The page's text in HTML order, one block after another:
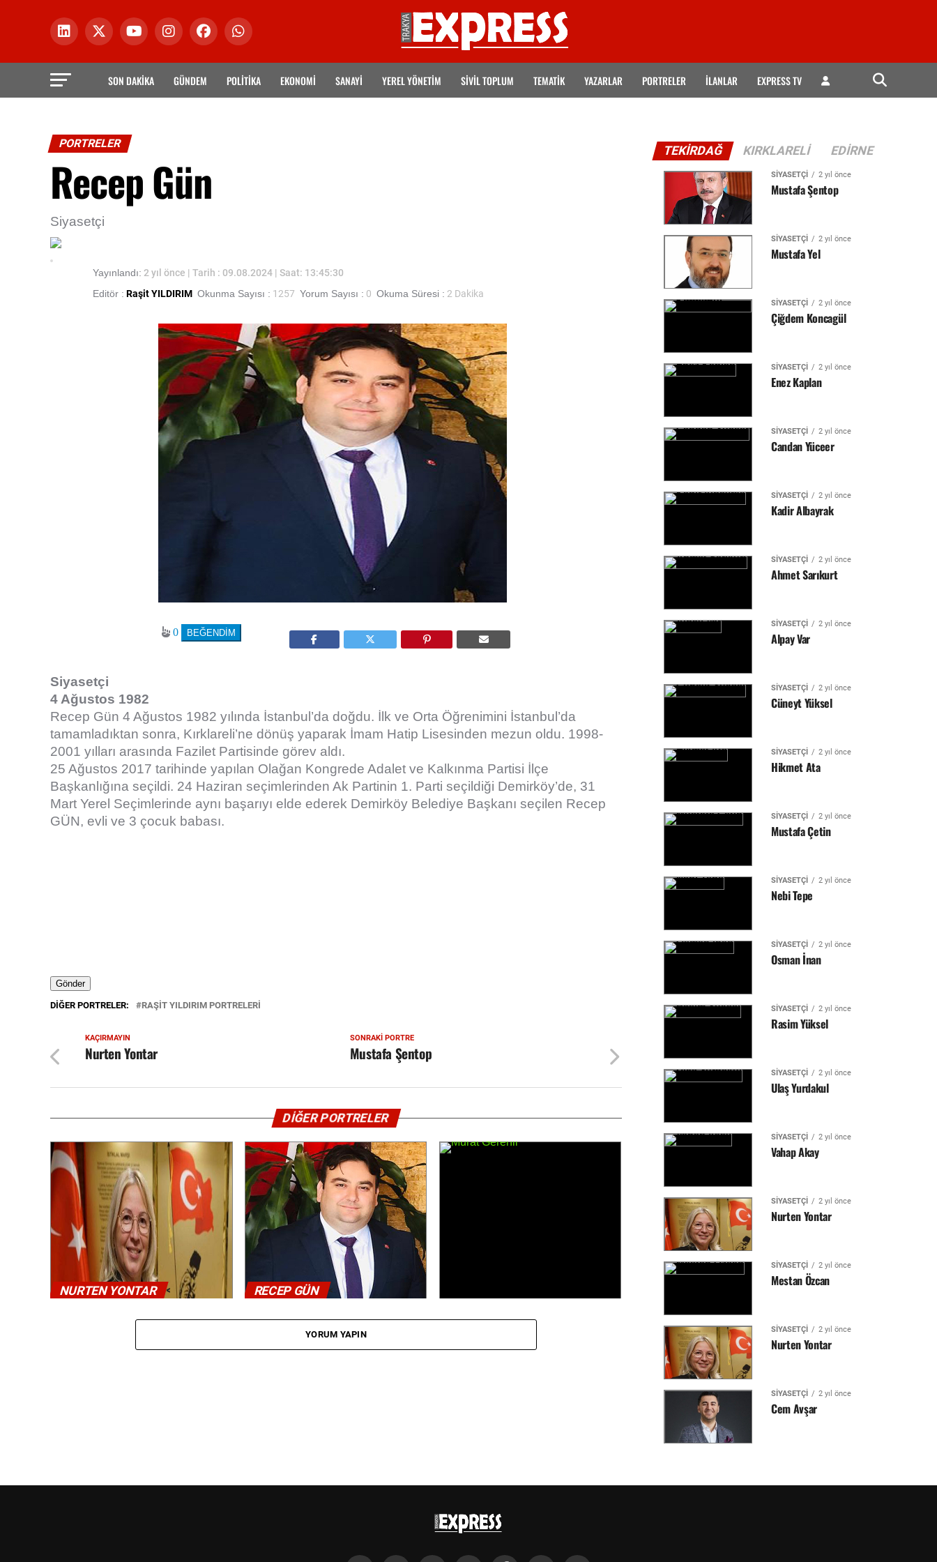
SON DAKİKA GÜNDEM POLİTİKA EKONOMİ SANAYİ YEREL YÖNETİM SİVİL TOPLUM TEMATIK YAZARLAR PORTRELER İLANLAR EXPRESS TV
TEKIRDAĞ KIRKLARELI EDIRNE
SIYASETÇI 2 yıl önce
Mustafa Şentop
SIYASETÇI 2 yıl önce
Mustafa Yel
SIYASETÇI 2 yıl önce
Çiğdem Koncagül
SIYASETÇI 2 yıl önce
Enez Kaplan
SIYASETÇI 2 yıl önce
Candan Yüceer
SIYASETÇI 2 yıl önce
Kadir Albayrak
SIYASETÇI 2 yıl önce
Ahmet Sarıkurt
SIYASETÇI 2 yıl önce
Alpay Var
SIYASETÇI 2 yıl önce
Cüneyt Yüksel
SIYASETÇI 2 yıl önce
Hikmet Ata
SIYASETÇI 2 yıl önce
Mustafa Çetin
SIYASETÇI 2 yıl önce
Nebi Tepe
SIYASETÇI 2 yıl önce
Osman İnan
SIYASETÇI 2 yıl önce
Rasim Yüksel
SIYASETÇI 2 yıl önce
Ulaş Yurdakul
SIYASETÇI 2 yıl önce
Vahap Akay
SIYASETÇI 2 yıl önce
Nurten Yontar
SIYASETÇI 2 yıl önce
Mestan Özcan
SIYASETÇI 2 yıl önce
Nurten Yontar
SIYASETÇI 2 yıl önce
Cem Avşar
PORTRELER
Recep Gün
Siyasetçi
Yayınlandı: 2 yıl önce | Tarih : 09.08.2024 | Saat: 13:45:30
Editör : Raşit YILDIRIM Okunma Sayısı : 1257 Yorum Sayısı : 0 Okuma Süresi : 2 Dakika
0
Siyasetçi
4 Ağustos 1982
Recep Gün 4 Ağustos 1982 yılında İstanbul’da doğdu. İlk ve Orta Öğrenimini İstanbul’da
tamamladıktan sonra, Kırklareli’ne dönüş yaparak İmam Hatip Lisesinden mezun oldu. 1998-
2001 yılları arasında Fazilet Partisinde görev aldı.
25 Ağustos 2017 tarihinde yapılan Olağan Kongrede Adalet ve Kalkınma Partisi İlçe
Başkanlığına seçildi. 24 Haziran seçimlerinden Ak Partinin 1. Parti seçildiği Demirköy’de, 31
Mart Yerel Seçimlerinde aynı başarıyı elde ederek Demirköy Belediye Başkanı seçilen Recep
GÜN, evli ve 3 çocuk babası.
DIĞER PORTRELER: RAŞIT YILDIRIM PORTRELERİ
SONRAKI PORTRE
Mustafa Şentop
KAÇIRMAYIN
Nurten Yontar
DİĞER PORTRELER
NURTEN YONTAR < RECEP GÜN <
<
YORUM YAPIN